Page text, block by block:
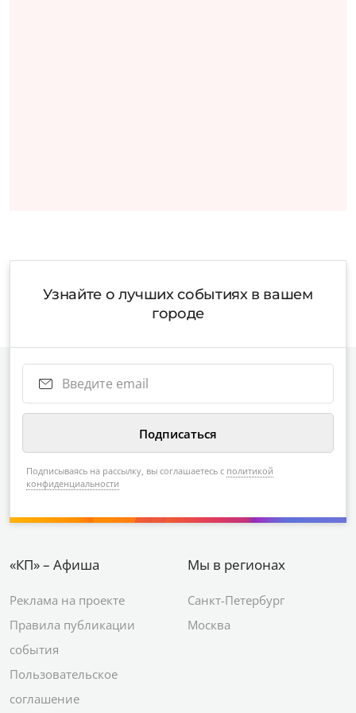
Узнайте о лучших событиях в вашем
городе
Подписываясь на рассылку, вы соглашаетесь с политикой
конфиденциальности
«КП» – Афиша
Реклама на проекте
Правила публикации
события
Пользовательское
соглашение
Мы в регионах
Санкт-Петербург
Москва